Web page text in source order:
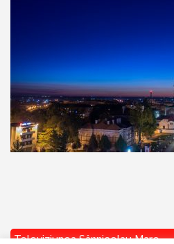
Televiziunea Sânnicolau Mare